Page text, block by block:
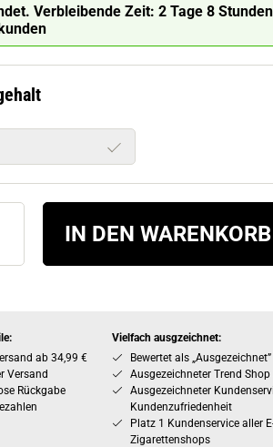
Verbleibende Zeit: 2 Tage 8
IN DEN WARENKORB
ab 34,99 €
Versand
Rückgabe
Vielfach ausgzeichnet:
Bewertet als
Ausgezeichneter Trend
Ausgezeichneter
Kundenzufriedenheit
Platz 1 Kundenservice aller
Zigarettenshops